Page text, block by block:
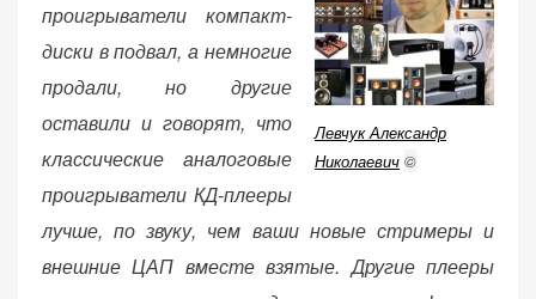
Левчук Александр
Николаевич ©
проигрыватели компакт-
диски в подвал, а немногие
продали, но другие
оставили и говорят, что
классические аналоговые
проигрыватели КД-плееры
лучше, по звуку, чем ваши новые стримеры и
внешние ЦАП вместе взятые. Другие плееры
использования
этих файлов
cookie, некоторые
функции веб-сайта
исчезнут.
Статистические
(аналитика)
Анализируют